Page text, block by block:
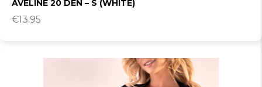
AVELINE 20 DEN – S (WHITE)
€13.95